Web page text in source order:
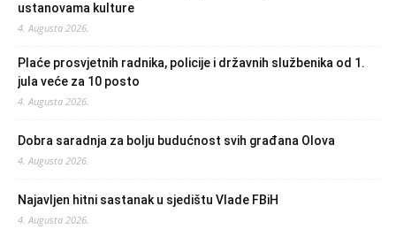
ustanovama kulture
4. Augusta 2026.
Plaće prosvjetnih radnika, policije i državnih službenika od 1.
jula veće za 10 posto
4. Augusta 2026.
Dobra saradnja za bolju budućnost svih građana Olova
4. Augusta 2026.
Najavljen hitni sastanak u sjedištu Vlade FBiH
4. Augusta 2026.